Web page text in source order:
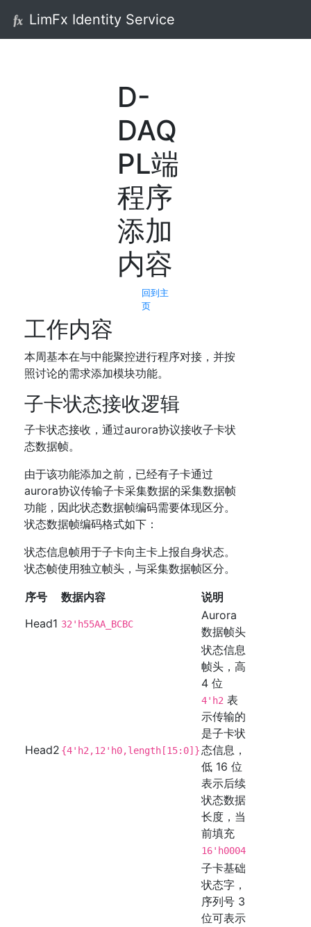
LimFx Identity Service
D-
DAQ
PL端
程序
添加
内容
回到主
页
工作内容
本周基本在与中能聚控进行程序对接，并按
照讨论的需求添加模块功能。
子卡状态接收逻辑
子卡状态接收，通过aurora协议接收子卡状
态数据帧。
由于该功能添加之前，已经有子卡通过
aurora协议传输子卡采集数据的采集数据帧
功能，因此状态数据帧编码需要体现区分。
状态数据帧编码格式如下：
状态信息帧用于子卡向主卡上报自身状态。
状态帧使用独立帧头，与采集数据帧区分。
序号 数据内容
说明
Head1 32'h55AA_BCBC
Aurora
数据帧头
Head2 {4'h2,12'h0,length[15:0]}
状态信息
帧头，高
4 位
4'h2 表
示传输的
是子卡状
态信息，
低 16 位
表示后续
状态数据
长度，当
前填充
16'h0004
子卡基础
状态字，
序列号 3
位可表示